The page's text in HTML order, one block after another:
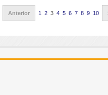
Anterior 1 2 3 4 5 6 7 8 9 10